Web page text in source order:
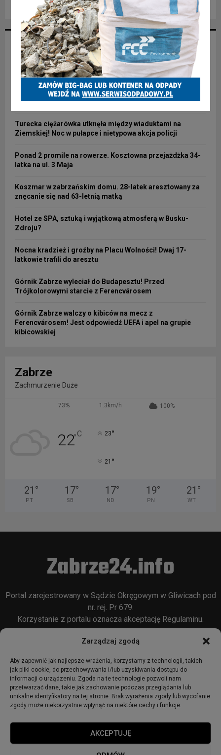
Zarządzaj zgodą
Aby zapewnić jak najlepsze wrażenia, korzystamy z technologii, takich
jak pliki cookie, do przechowywania i/lub uzyskiwania dostępu do
informacji o urządzeniu. Zgoda na te technologie pozwoli nam
przetwarzać dane, takie jak zachowanie podczas przeglądania lub
unikalne identyfikatory na tej stronie. Brak wyrażenia zgody lub wycofanie
zgody może niekorzystnie wpłynąć na niektóre cechy i funkcje.
AKCEPTUJĘ
NAJNOWSZE ARTYKUŁY
Jak zostać spawaczem i zacząć dobrze zarabiać?
Nowość na zabrzańskich torach! Dwa fabrycznie nowe
tramwaje wyjechały na linię nr 3
Turecka ciężarówka utknęła między wiaduktami na
Ziemskiej! Noc w pułapce i nietypowa akcja policji
Ponad 2 promile na rowerze. Kosztowna przejażdżka 34-
latka na ul. 3 Maja
Koszmar w zabrzańskim domu. 28-latek aresztowany za
znęcanie się nad 63-letnią matką
Hotel ze SPA, sztuką i wyjątkową atmosferą w Busku-
Zdroju?
Nocna kradzież i groźby na Placu Wolności! Dwaj 17-
latkowie trafili do aresztu
Górnik Zabrze wyleciał do Budapesztu! Przed
Trójkolorowymi starcie z Ferencvárosem
Górnik Zabrze walczy o kibiców na mecz z
Ferencvárosem! Jest odpowiedź UEFA i apel na grupie
kibicowskiej
Zabrze
Zachmurzenie Duże
73% 1.3km/h 100%
22°C 23°
21 °
21 °
PT
17°
SB
17°
ND
19°
PN
21 °
WT
Zabrze24.info
Portal zarejestrowany w Sądzie Okręgowym w Gliwicach pod
nr. rej. Pr 679.
Korzystanie z portalu oznacza akceptację Regulaminu.
Używamy COOKIES w sposób opisany wPolityce Plików
Cookie
© 2018 - zabrze24.info.